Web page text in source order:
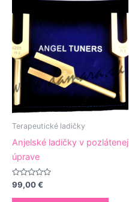
Terapeutické ladičky
Anjelské ladičky v pozlátenej
úprave
Hodnotenie
0
z
99,00€